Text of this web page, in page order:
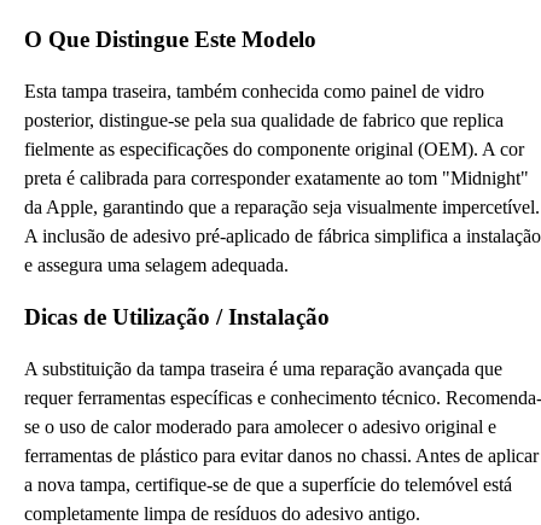
O Que Distingue Este Modelo
Esta tampa traseira, também conhecida como painel de vidro
posterior, distingue-se pela sua qualidade de fabrico que replica
fielmente as especificações do componente original (OEM). A cor
preta é calibrada para corresponder exatamente ao tom "Midnight"
da Apple, garantindo que a reparação seja visualmente impercetível.
A inclusão de adesivo pré-aplicado de fábrica simplifica a instalação
e assegura uma selagem adequada.
Dicas de Utilização / Instalação
A substituição da tampa traseira é uma reparação avançada que
requer ferramentas específicas e conhecimento técnico. Recomenda-
se o uso de calor moderado para amolecer o adesivo original e
ferramentas de plástico para evitar danos no chassi. Antes de aplicar
a nova tampa, certifique-se de que a superfície do telemóvel está
completamente limpa de resíduos do adesivo antigo.